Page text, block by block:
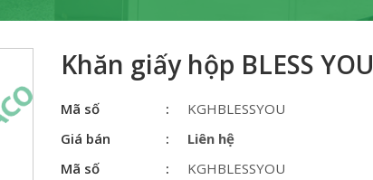
Khăn giấy hộp BLESS YOU
Mã số
KGHBLESSYOU
Giá bán
Liên hệ
Mã số
KGHBLESSYOU